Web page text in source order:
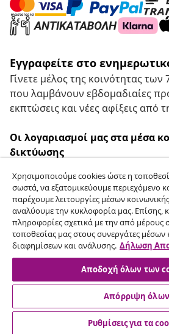
Εγγραφείτε στο
Γίνετε μέλος της κοινότητας
που λαμβάνουν εβδομαδιαίες
εκπτώσεις και νέες αφίξεις από
Οι λογαριασμοί μας στα μέσα
δικτύωσης
Υπαναχώρηση από τη
Υποβάλετε αίτημα
παραγγελία σας.
Υπαναχώρηση από τη
Εξυπηρέτηση πελατών
Χρησιμοποιούμε cookies ώστε η
σωστά, να εξατομικεύουμε περιεχόμενο
παρέχουμε λειτουργίες μέσων
αναλύουμε την κυκλοφορία μας. Επίσης,
πληροφορίες σχετικά με την από μέρους
τοποθεσίας μας στους συνεργάτες μέσων
διαφημίσεων και ανάλυσης. Δήλωση
Αποδοχή όλων των
Απόρριψη όλων
Ρυθμίσεις για τα